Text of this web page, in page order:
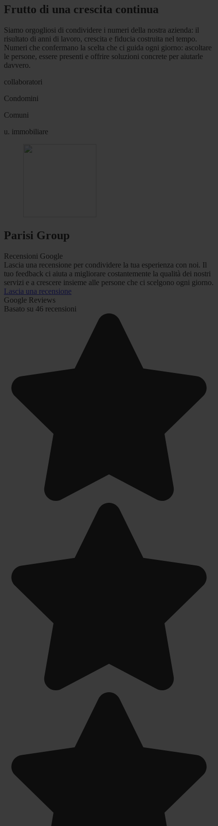
Frutto di una crescita continua
Siamo orgogliosi di condividere i numeri della nostra azienda: il
risultato di anni di lavoro, crescita e fiducia costruita nel tempo.
Numeri che confermano la scelta che ci guida ogni giorno: ascoltare
le persone, essere presenti e offrire soluzioni concrete per aiutarle
davvero.
collaboratori
Condomini
Comuni
u. immobiliare
Parisi Group
Recensioni Google
Lascia una recensione per condividere la tua esperienza con noi. Il
tuo feedback ci aiuta a migliorare costantemente la qualità dei nostri
servizi e a crescere insieme alle persone che ci scelgono ogni giorno.
Lascia una recensione
Google Reviews
Basato su 46 recensioni